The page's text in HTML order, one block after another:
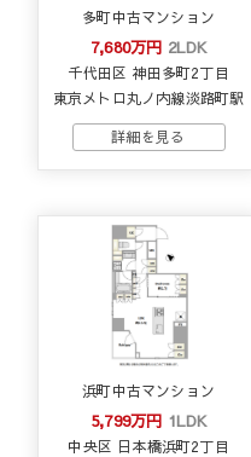
多町中古マンション
7,680万円 2LDK
千代田区 神田多町2丁目
東京メトロ丸ノ内線淡路町駅
浜町中古マンション
5,799万円 1LDK
中央区 日本橋浜町2丁目